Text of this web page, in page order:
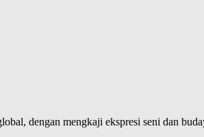
dengan mengkaji ekspresi seni dan